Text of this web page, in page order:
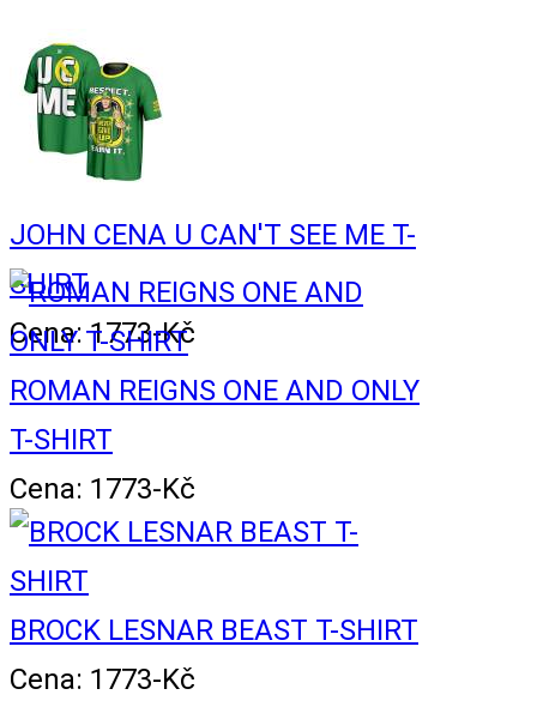
JOHN CENA U CAN'T SEE ME T-
SHIRT
Cena: 1773-Kč
ROMAN REIGNS ONE AND ONLY
T-SHIRT
Cena: 1773-Kč
BROCK LESNAR BEAST T-SHIRT
Cena: 1773-Kč